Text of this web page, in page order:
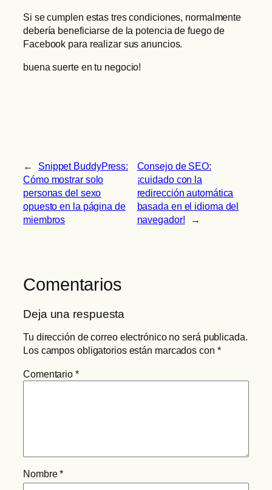
Si se cumplen estas tres condiciones, normalmente
debería beneficiarse de la potencia de fuego de
Facebook para realizar sus anuncios.
buena suerte en tu negocio!
←
Snippet BuddyPress:
Cómo mostrar solo
personas del sexo
opuesto en la página de
miembros
Consejo de SEO:
¡cuidado con la
redirección automática
basada en el idioma del
navegador!
→
Comentarios
Deja una respuesta
Tu dirección de correo electrónico no será publicada.
Los campos obligatorios están marcados con *
Comentario *
Nombre*